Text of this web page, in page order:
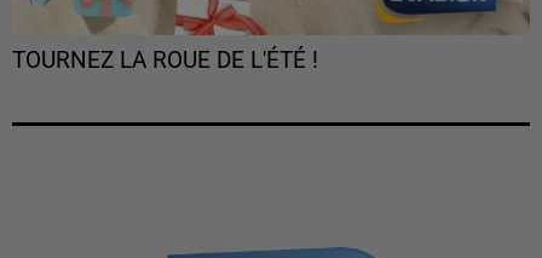
TOURNEZ LA ROUE DE L'ÉTÉ !